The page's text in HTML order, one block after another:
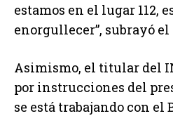
estamos en el lugar 112,
enorgullecer”, subrayó
Asimismo, el titular del
por instrucciones del
se está trabajando con el